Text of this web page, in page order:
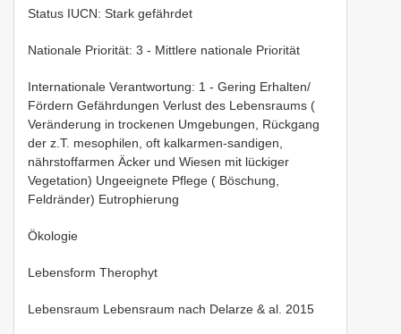
Status IUCN: Stark gefährdet
Nationale Priorität: 3 - Mittlere nationale Priorität
Internationale Verantwortung: 1 - Gering Erhalten/
Fördern Gefährdungen Verlust des Lebensraums (
Veränderung in trockenen Umgebungen, Rückgang
der z.T. mesophilen, oft kalkarmen-sandigen,
nährstoffarmen Äcker und Wiesen mit lückiger
Vegetation) Ungeeignete Pflege ( Böschung,
Feldränder) Eutrophierung
Ökologie
Lebensform Therophyt
Lebensraum Lebensraum nach Delarze & al. 2015